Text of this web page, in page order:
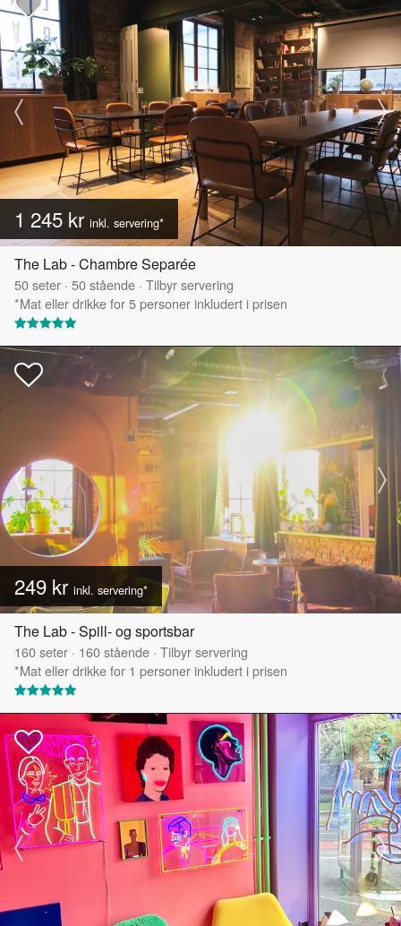
1 245 kr inkl. servering*
The Lab - Chambre Separée
50seter · 50stående · Tilbyr servering
*Mat eller drikke for 5 personer inkludert i prisen
249 kr inkl. servering*
The Lab - Spill- og sportsbar
160seter · 160stående · Tilbyr servering
*Mat eller drikke for 1 personer inkludert i prisen